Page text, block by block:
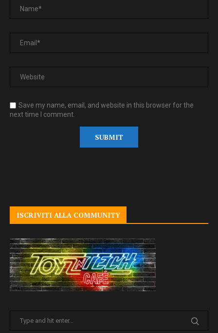
Save my name, email, and website in this browser for the
next time I comment.
ISCRIVITI ALLA COMMUNITY